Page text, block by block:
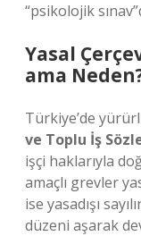
“psikolojik
Yasal
ama
Türkiye’de
ve Toplu İş
işçi haklarıyla
amaçlı grevler
ise yasadışı
düzeni aşarak